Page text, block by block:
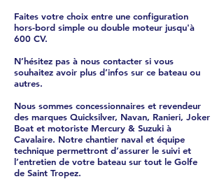
Faites votre choix entre une configuration
hors-bord simple ou double moteur jusqu'à
600 CV.
N’hésitez pas à nous contacter si vous
souhaitez avoir plus d’infos sur ce bateau ou
autres.
Nous sommes concessionnaires et revendeur
des marques Quicksilver, Navan, Ranieri, Joker
Boat et motoriste Mercury & Suzuki à
Cavalaire. Notre chantier naval et équipe
technique permettront d’assurer le suivi et
l’entretien de votre bateau sur tout le Golfe
de Saint Tropez.